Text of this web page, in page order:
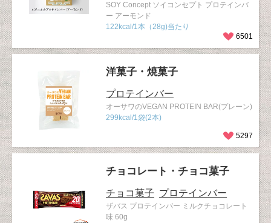
SOY Concept ソイコンセプト プロテインバ
ー アーモンド
122kcal/1本（28g)当たり
6501
洋菓子・焼菓子
プロテインバー
オーサワのVEGAN PROTEIN BAR(プレーン)
299kcal/1袋(2本)
5297
チョコレート・チョコ菓子
チョコ菓子 プロテインバー
ザバス プロテインバー ミルクチョコレート
味 60g